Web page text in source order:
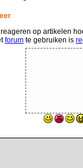
reageren op artikelen
forum te gebruiken is